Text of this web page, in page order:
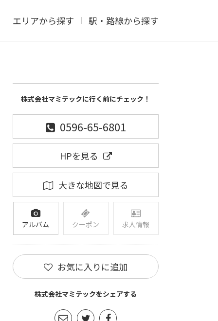
エリアから探す 駅・路線から探す
株式会社マミテックに行く前にチェック！
0596-65-6801
HPを見る
大きな地図で見る
アルバム クーポン 求人情報
お気に入りに追加
株式会社マミテックをシェアする